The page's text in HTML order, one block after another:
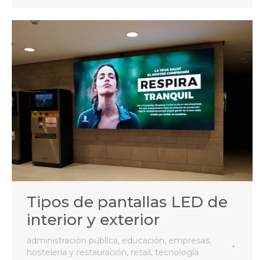
Tipos de pantallas LED de
interior y exterior
administración pública, educación, empresas,
hostelería y restauración, retail, tecnología